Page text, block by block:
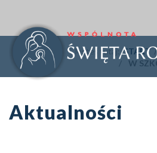
Jesteś tutaj:START
W
Aktualności